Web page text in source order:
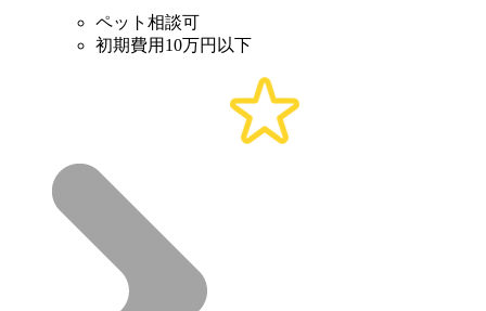
ペット相談可
初期費用10万円以下